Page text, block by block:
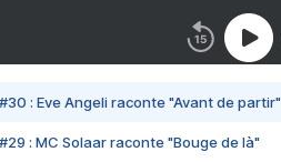
#30 : Eve Angeli raconte "Avant de partir"
#29 : MC Solaar raconte "Bouge de là"